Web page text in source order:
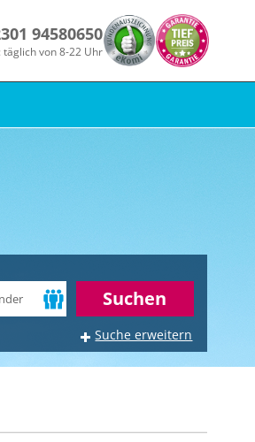
94580650
von 8-22 Uhr
Suchen
Suche erweitern